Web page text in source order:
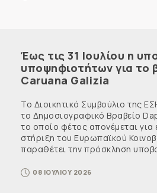
Έως τις 31 Ιουλίου η
υποψηφιοτήτων για το
Caruana Galizia
Το Διοικητικό Συμβούλιο της
το Δημοσιογραφικό Βραβείο
το οποίο φέτος απονέμεται για
στήριξη του Ευρωπαϊκού
παραθέτει την πρόσκληση
08 ΙΟΥΛΙΟΥ 2026